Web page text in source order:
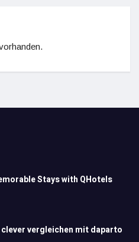
Stays with QHotels
vergleichen mit daparto